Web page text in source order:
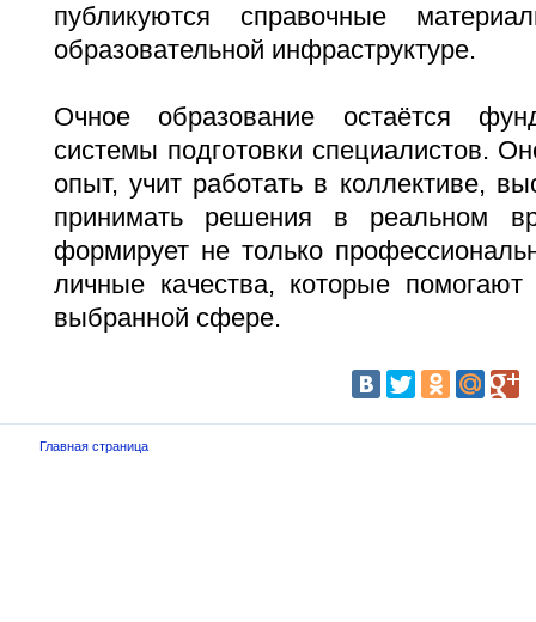
публикуются справочные
образовательной инфраструктуре.
Очное образование остаётся
системы подготовки специалистов.
опыт, учит работать в коллективе,
принимать решения в реальном
формирует не только
личные качества, которые помогают
выбранной сфере.
Главная страница